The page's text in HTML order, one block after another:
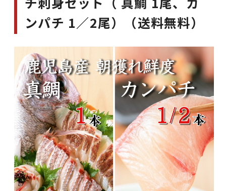
ンパチ 1／2尾）（送料無料）